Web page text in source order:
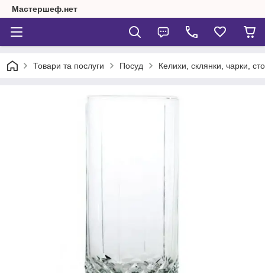
Мастершеф.нет
Товари та послуги Посуд Келихи, склянки, чарки,